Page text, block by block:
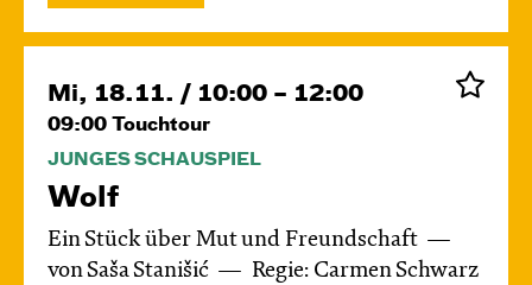
Mi, 18.11. / 10:00 – 12:00
09:00 Touchtour
JUNGES SCHAUSPIEL
Wolf
Ein Stück über Mut und Freundschaft
von Saša Stanišić
Regie: Carmen Schwarz